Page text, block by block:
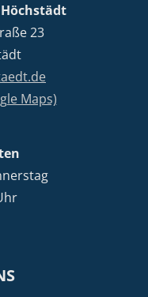
Höchstädt
23
Maps)